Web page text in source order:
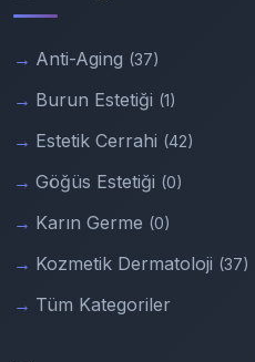
Anti-Aging (37)
Burun Estetiği (1)
Estetik Cerrahi (42)
Göğüs Estetiği (0)
Karın Germe (0)
Kozmetik Dermatoloji (37)
Tüm Kategoriler